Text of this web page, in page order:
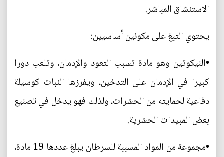
الاستنشاق المباشر.
يحتوي التبغ على مكونين أساسيين:
•النيكوتين وهو مادة تسبب التعود والإدمان، وتلعب دورا
كبيرا في الإدمان على التدخين، ويفرزها النبات كوسيلة
دفاعية لحمايته من الحشرات، ولذلك فهو يدخل في تصنيع
بعض المبيدات الحشرية.
•مجموعة من المواد المسببة للسرطان يبلغ عددها 19 مادة،